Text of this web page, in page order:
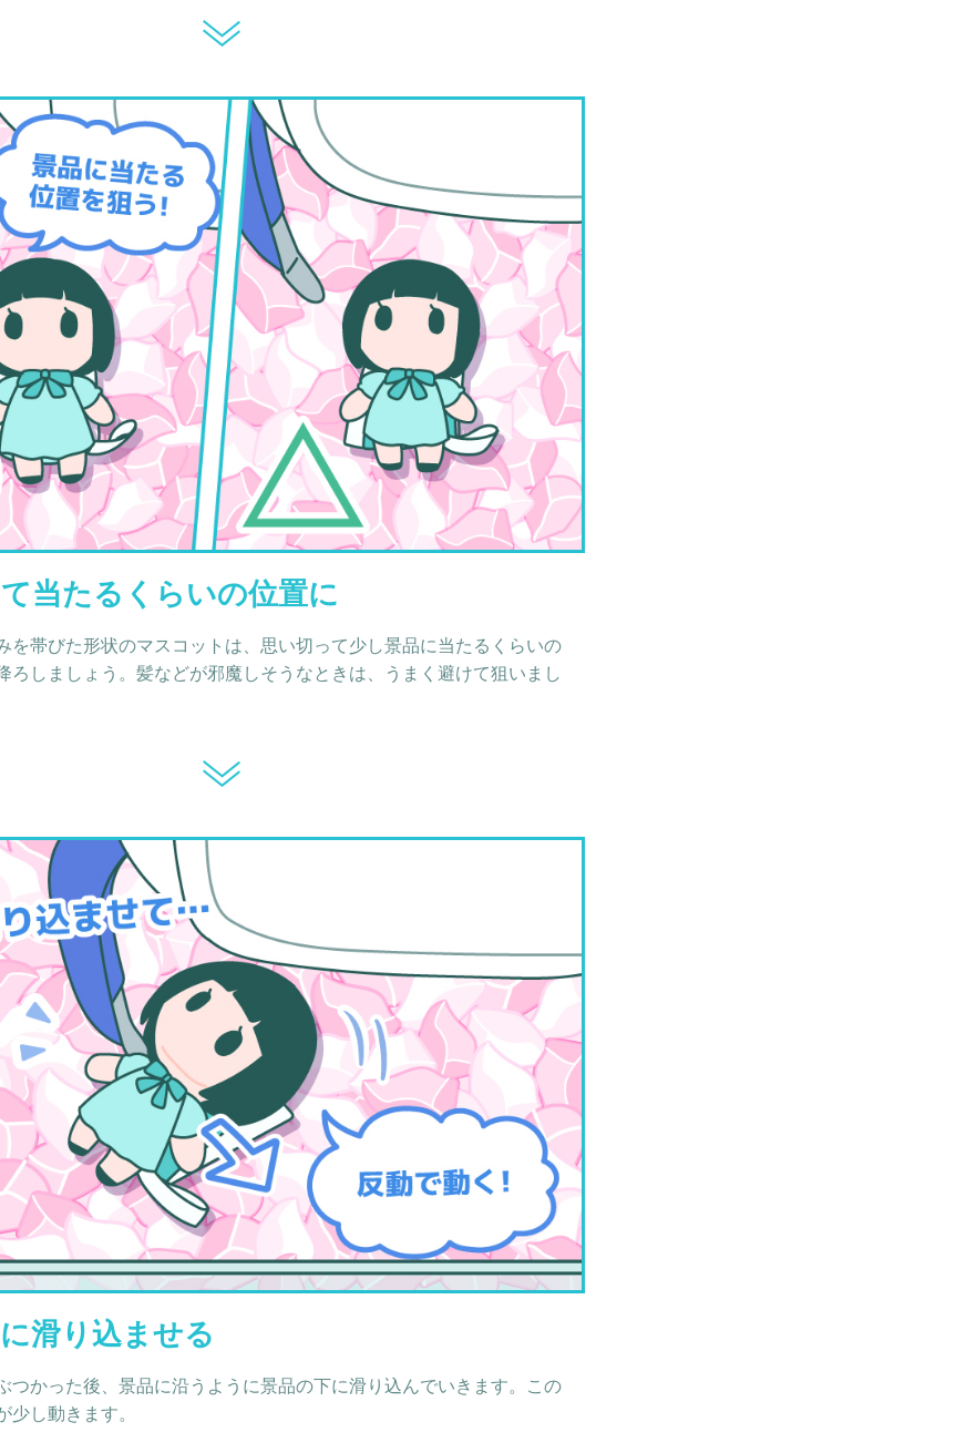
当たるくらいの位置に
を帯びた形状のマスコットは、思い切って少し景品に当たるくらいの
ろしましょう。髪などが邪魔しそうなときは、うまく避けて狙いまし
滑り込ませる
つかった後、景品に沿うように景品の下に滑り込んでいきます。この
少し動きます。